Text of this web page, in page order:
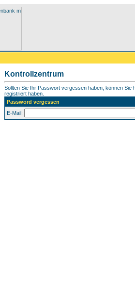
Kontrollzentrum
Sollten Sie Ihr Passwort vergessen haben, können
registriert haben.
Password vergessen
E-Mail: